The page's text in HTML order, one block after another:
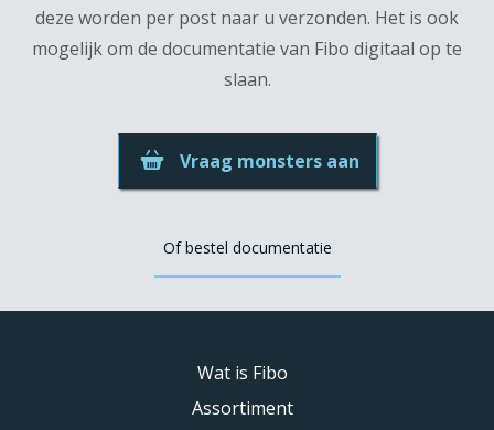
deze worden per post naar u verzonden. Het is ook
mogelijk om de documentatie van Fibo digitaal op te
slaan.
Vraag monsters aan
Of bestel documentatie
Wat is Fibo
Assortiment